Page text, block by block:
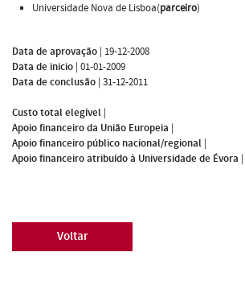
Universidade Nova de Lisboa(parceiro)
Data de aprovação | 19-12-2008
Data de inicio | 01-01-2009
Data de conclusão | 31-12-2011
Custo total elegível |
Apoio financeiro da União Europeia |
Apoio financeiro público nacional/regional |
Apoio financeiro atribuído à Universidade de Évora |
Voltar